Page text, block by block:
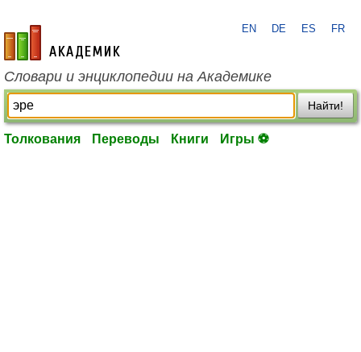
academic.ru
EN DE ES FR
Словари и энциклопедии на Академике
Найти!
Толкования Переводы Книги Игры ⚽